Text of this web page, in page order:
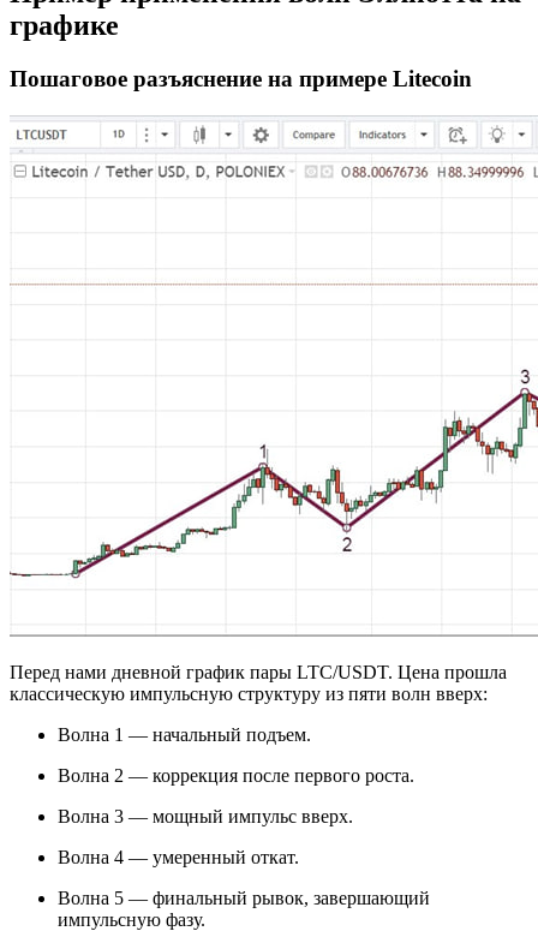
графике
Пошаговое разъяснение на примере Litecoin
Перед нами дневной график пары LTC/USDT. Цена прошла
классическую импульсную структуру из пяти волн вверх:
Волна 1 — начальный подъем.
Волна 2 — коррекция после первого роста.
Волна 3 — мощный импульс вверх.
Волна 4 — умеренный откат.
Волна 5 — финальный рывок, завершающий
импульсную фазу.